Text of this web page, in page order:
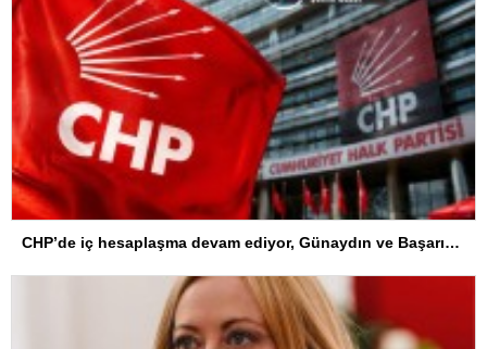
CHP’de iç hesaplaşma devam ediyor, Günaydın ve Başarır’ın odasındaki isimlikler kaldırıldı